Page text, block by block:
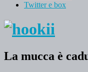
Twitter e box
La mucca è